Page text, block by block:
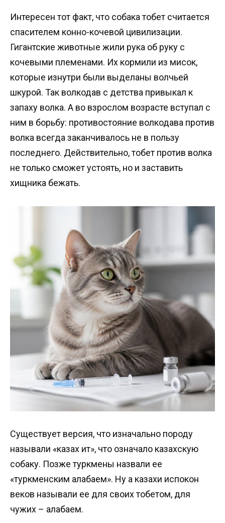
Интересен тот факт, что собака тобет считается
спасителем конно-кочевой цивилизации.
Гигантские животные жили рука об руку с
кочевыми племенами. Их кормили из мисок,
которые изнутри были выделаны волчьей
шкурой. Так волкодав с детства привыкал к
запаху волка. А во взрослом возрасте вступал с
ним в борьбу: противостояние волкодава против
волка всегда заканчивалось не в пользу
последнего. Действительно, тобет против волка
не только сможет устоять, но и заставить
хищника бежать.
Существует версия, что изначально породу
называли «казах ит», что означало казахскую
собаку. Позже туркмены назвали ее
«туркменским алабаем». Ну а казахи испокон
веков называли ее для своих тобетом, для
чужих – алабаем.